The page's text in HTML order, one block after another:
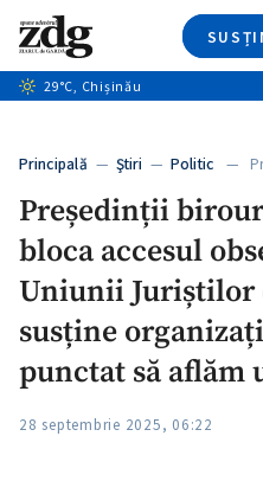
+12
Caută
29°C, Chișinău
Principală — Ştiri — Politic —
Președinții
bloca accesul
Uniunii Juriștilor
susține
punctat să aflăm
28 septembrie 2025, 06:22